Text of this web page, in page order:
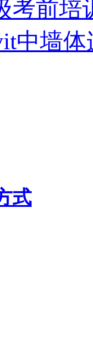
考前培
中墙
式